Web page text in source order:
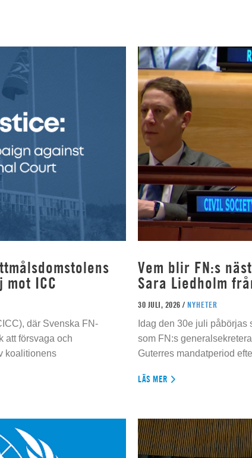
mot ICC
där Svenska FN-
att försvaga och
koalitionens
Vem blir FN:s
Sara Liedholm
30 JULI, 2026 / NYHETER
Idag den 30e juli
som FN:s
Guterres mandatperiod
LÄS MER